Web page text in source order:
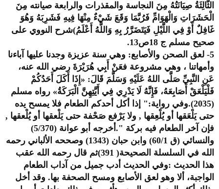
الثَّالِثَةُ صِيَانَتُهُ مِنَ النجاسة والمقذرات والرابعة صيانته مِنَ
الْحَشَرَاتِ وَالْهَوَامِّ فَرُبَّمَا وَقَعَ شَيْءٌ مِنْهَا فِيهِ فَشَرِبَهُ وَهُوَ
غَافِلٌ أَوْ فِي اللَّيْلِ فَيَتَضَرَّرُ بِهِ وَاللَّهُ أَعْلَمُ)شرح النووي على
صحيح مسلم ج 18ص13.
5- لعق الصحن والأصابع: وهي سنة عزيزة وجدنا عليها آباءنا
وأمهاتنا ، وهي مشروعة فعَنْ أَبِي هُرَيْرَةَ رضي الله عنه،
عَنِ النَّبِيِّ صَلَّى اللهُ عَلَيْهِ وَسَلَّمَ قَالَ: «إِذَا أَكَلَ أَحَدُكُمْ
فَلْيَلْعَقْ أَصَابِعَهُ، فَإِنَّهُ لَا يَدْرِي فِي أَيَّتِهِنَّ الْبَرَكَةُ» رواه مسلم
(2035).وفي رواية:" إذا أكل أحدكم الطعام فلا يمسح يده
حتى يَلْعَقها أو يُلْعِقها , ولا يَرْفع صَحْفة حتى يَلْعقها أو يُلْعقها ,
فإن آخر الطعام فيه بركة ".أخرجه أبو عوانة (5/370)
والنسائي (ق 60/1) وابن حبان (1343) وصححه الألباني رحمه
الله في السلسلة الصحيحة( 391)ثم قال رحمه الله عقب
هذا الحديث :وفي الحديث أدب جميل من آداب الطعام
الواجبة، ألا وهو لعق الأصابع ومسح الصحفة بها. وقد أخل